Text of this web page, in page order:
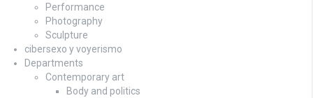
Performance
Photography
Sculpture
cibersexo y voyerismo
Departments
Contemporary art
Body and politics